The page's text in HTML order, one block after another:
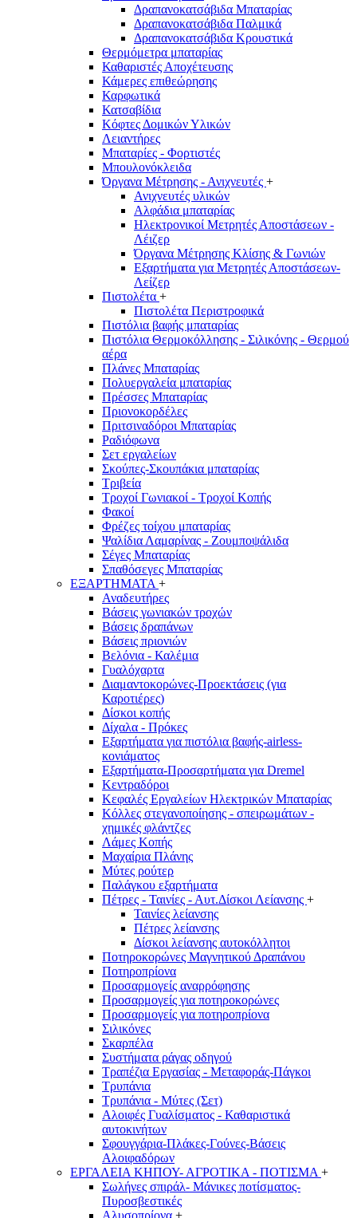
Δραπανοκατσάβιδα Μπαταρίας
Δραπανοκατσάβιδα Παλμικά
Δραπανοκατσάβιδα Κρουστικά
Θερμόμετρα μπαταρίας
Καθαριστές Αποχέτευσης
Κάμερες επιθεώρησης
Καρφωτικά
Κατσαβίδια
Κόφτες Δομικών Υλικών
Λειαντήρες
Μπαταρίες - Φορτιστές
Μπουλονόκλειδα
Όργανα Μέτρησης - Ανιχνευτές +
Ανιχνευτές υλικών
Αλφάδια μπαταρίας
Ηλεκτρονικοί Μετρητές Αποστάσεων -
Λέιζερ
Όργανα Μέτρησης Κλίσης & Γωνιών
Εξαρτήματα για Μετρητές Αποστάσεων-
Λείζερ
Πιστολέτα +
Πιστολέτα Περιστροφικά
Πιστόλια βαφής μπαταρίας
Πιστόλια Θερμοκόλλησης - Σιλικόνης - Θερμού
αέρα
Πλάνες Μπαταρίας
Πολυεργαλεία μπαταρίας
Πρέσσες Μπαταρίας
Πριονοκορδέλες
Πριτσιναδόροι Μπαταρίας
Ραδιόφωνα
Σετ εργαλείων
Σκούπες-Σκουπάκια μπαταρίας
Τριβεία
Τροχοί Γωνιακοί - Τροχοί Κοπής
Φακοί
Φρέζες τοίχου μπαταρίας
Ψαλίδια Λαμαρίνας - Ζουμποψάλιδα
Σέγες Μπαταρίας
Σπαθόσεγες Μπαταρίας
ΕΞΑΡΤΗΜΑΤΑ +
Αναδευτήρες
Βάσεις γωνιακών τροχών
Βάσεις δραπάνων
Βάσεις πριονιών
Βελόνια - Καλέμια
Γυαλόχαρτα
Διαμαντοκορώνες-Προεκτάσεις (για
Καροτιέρες)
Δίσκοι κοπής
Δίχαλα - Πρόκες
Εξαρτήματα για πιστόλια βαφής-airless-
κονιάματος
Εξαρτήματα-Προσαρτήματα για Dremel
Κεντραδόροι
Κεφαλές Εργαλείων Ηλεκτρικών Μπαταρίας
Κόλλες στεγανοποίησης - σπειρωμάτων -
χημικές φλάντζες
Λάμες Κοπής
Μαχαίρια Πλάνης
Μύτες ρούτερ
Παλάγκου εξαρτήματα
Πέτρες - Ταινίες - Αυτ.Δίσκοι Λείανσης +
Ταινίες λείανσης
Πέτρες λείανσης
Δίσκοι λείανσης αυτοκόλλητοι
Ποτηροκορώνες Μαγνητικού Δραπάνου
Ποτηροπρίονα
Προσαρμογείς αναρρόφησης
Προσαρμογείς για ποτηροκορώνες
Προσαρμογείς για ποτηροπρίονα
Σιλικόνες
Σκαρπέλα
Συστήματα ράγας οδηγού
Τραπέζια Εργασίας - Μεταφοράς-Πάγκοι
Τρυπάνια
Τρυπάνια - Μύτες (Σετ)
Αλοιφές Γυαλίσματος - Καθαριστικά
αυτοκινήτων
Σφουγγάρια-Πλάκες-Γούνες-Βάσεις
Αλοιφαδόρων
ΕΡΓΑΛΕΙΑ ΚΗΠΟΥ- ΑΓΡΟΤΙΚΑ - ΠΟΤΙΣΜΑ +
Σωλήνες σπιράλ- Μάνικες ποτίσματος-
Πυροσβεστικές
Αλυσοπρίονα +